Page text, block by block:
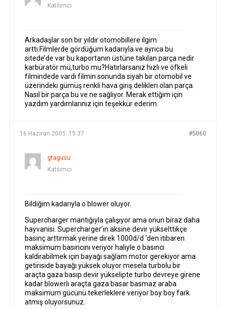
Katılımcı
Arkadaşlar son bir yıldır otomobillere ilgim
arttı.Filmlerde gördüğüm kadarıyla ve ayrıca bu
sitede’de var bu kaportanın üstüne takılan parça nedir
karbüratör mü,turbo mu?Hatırlarsanız hızlı ve öfkeli
filmindede vardı filmin sonunda siyah bir otomobil ve
üzerindeki gümüş renkli hava giriş delikleri olan parça.
Nasıl bir parça bu ve ne sağlıyor. Merak ettiğim için
yazdım yardımlarınız için teşekkür ederim.
16 Haziran 2005: 15:37 #5060
gtagucu
Katılımcı
Bildiğim kadarıyla o blower oluyor.
Supercharger mantığıyla çalışıyor ama onun biraz daha
hayvanisi. Supercharger’ın aksine devir yükselttikçe
basınç arttırmak yerine direk 1000d/d ‘den itibaren
maksimum basıncını veriyor haliyle o basıncı
kaldirabilmek için bayağı sağlam motor gerekiyor ama
getiriside bayağı yüksek oluyor mesela turbolu bir
araçta gaza basıp devir yükselipte turbo devreye girene
kadar blowerlı araçta gaza basar basmaz araba
maksimum gücünü tekerleklere veriyor boy boy fark
atmış oluyorsunuz.